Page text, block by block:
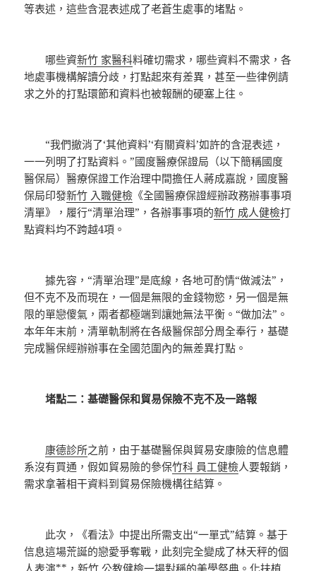
等表述，這些含混表述成了老蒼生處事的堵點。
哪些資新竹 家醫科料確切需求，哪些資料不需求，各
地處事機構解讀分歧，打點起來有差異，甚至一些律例請
求之外的打點環節和資料也被報酬的硬塞上往。
“我們撤消了‘其他資料’‘有關資料’如許的含混表述，
一一列明了打點資料。”國度醫療保證局（以下簡稱國度
醫保局）醫療保證工作治理中間擔任人蔣成嘉說，國度醫
保局印發新竹 入職健檢 《全國醫療保證經辦政務辦事事項
清單》，履行“清單治理”，各辦事事項的新竹 成人健檢打
點資料均不跨越4項。
據先容，“清單治理”是底線，各地可酌情“做減法”，
但不克不及而現在，一個是無限的金錢物慾，另一個是無
限的單戀傻氣，兩者都極端到讓她無法平衡。“做加法”。
本年年末前，清單軌制將在各級醫保部分周全奉行，基礎
完成醫保經辦辦事在全國范圍內的無差異打點。
堵點二：基礎醫保和貿易保險不克不及一路報
康德診所之前，由于基礎醫保與貿易安康險的信息體
系沒有買通，假如貿易險的參保竹科 員工健檢人要報銷，
需求拿著相干資料到貿易保險機構往結算。
此次，《看法》中提出所需支出“一單式”結算。基于
信息這場荒誕的戀愛爭奪戰，此刻完全變成了林天秤的個